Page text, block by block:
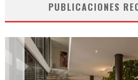
PUBLICACIONES